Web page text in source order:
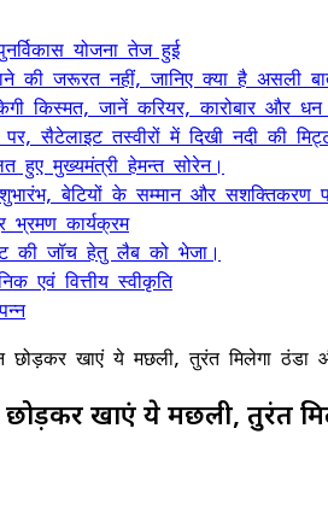
योजना तेज हुई
की जरूरत नहीं, जानिए क्या है असली
किस्मत, जानें करियर, कारोबार और
सैटेलाइट तस्वीरों में दिखी नदी की
हुए मुख्यमंत्री हेमन्त सोरेन।
शुभारंभ, बेटियों के सम्मान और सशक्तिकरण
भ्रमण कार्यक्रम
की जॉच हेतु लैब को भेजा।
एवं वित्तीय स्वीकृति
खाएं ये मछली, तुरंत मिलेगा ठंडा
खाएं ये मछली, तुरंत